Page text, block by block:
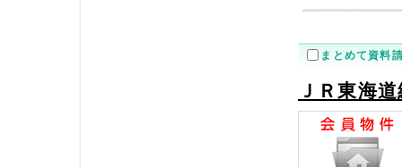
まとめて資料
ＪＲ東海